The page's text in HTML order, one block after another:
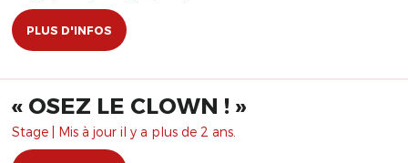
PLUS D'INFOS
​« OSEZ LE CLOWN ! »
Stage | Mis à jour il y a plus de 2 ans.